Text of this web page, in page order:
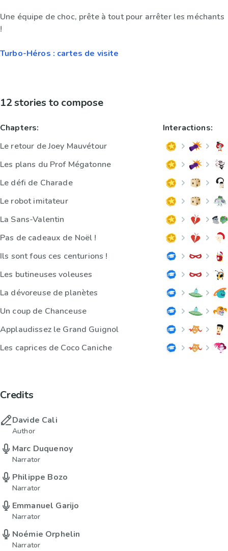
Une équipe de choc, prête à tout pour arrêter les méchants
!
Turbo-Héros : cartes de visite
12 stories to compose
Chapters:
Le retour de Joey Mauvétour
Les plans du Prof Mégatonne
Le défi de Charade
Le robot imitateur
La Sans-Valentin
Pas de cadeaux de Noël !
Ils sont fous ces centurions !
Les butineuses voleuses
La dévoreuse de planètes
Un coup de Chanceuse
Applaudissez le Grand Guignol
Les caprices de Coco Caniche
Interactions:
Credits
Davide Cali
Author
Marc Duquenoy
Narrator
Philippe Bozo
Narrator
Emmanuel Garijo
Narrator
Noémie Orphelin
Narrator